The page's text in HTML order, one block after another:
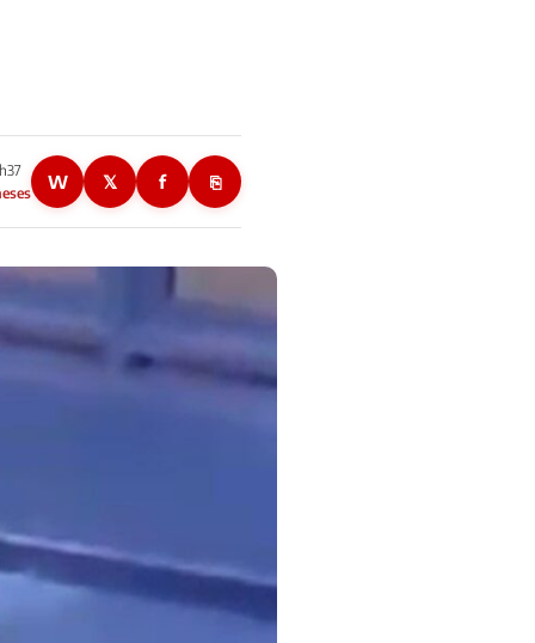
W 𝕏 f ⎘